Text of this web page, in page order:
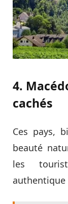
4.
cachés
Ces pays,
beauté
les
authentique